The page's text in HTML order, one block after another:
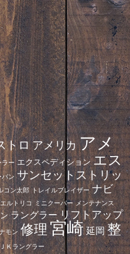
トロアメリカ アメ
ー エクスペディション エス
ン サンセットストリッ
コン太郎 トレイルブレイザー ナビ
ルトリコ ミニクーパー メンテナンス
ラングラーリフトアップ
モン 修理宮崎延岡整
ＪＫラングラー